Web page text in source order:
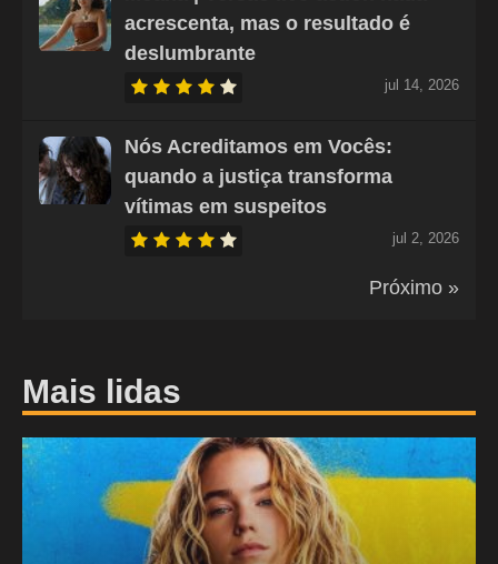
acrescenta, mas o resultado é
deslumbrante
jul 14, 2026
Nós Acreditamos em Vocês:
quando a justiça transforma
vítimas em suspeitos
jul 2, 2026
Próximo »
Mais lidas